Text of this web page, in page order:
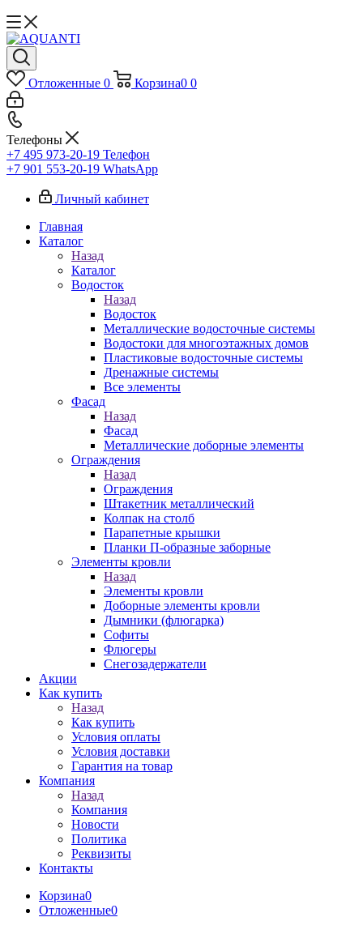
Отложенные 0 Корзина0 0
Телефоны
+7 495 973-20-19 Телефон
+7 901 553-20-19 WhatsApp
Личный кабинет
Главная
Каталог
Назад
Каталог
Водосток
Назад
Водосток
Металлические водосточные системы
Водостоки для многоэтажных домов
Пластиковые водосточные системы
Дренажные системы
Все элементы
Фасад
Назад
Фасад
Металлические доборные элементы
Ограждения
Назад
Ограждения
Штакетник металлический
Колпак на столб
Парапетные крышки
Планки П-образные заборные
Элементы кровли
Назад
Элементы кровли
Доборные элементы кровли
Дымники (флюгарка)
Софиты
Флюгеры
Снегозадержатели
Акции
Как купить
Назад
Как купить
Условия оплаты
Условия доставки
Гарантия на товар
Компания
Назад
Компания
Новости
Политика
Реквизиты
Контакты
Корзина0
Отложенные0